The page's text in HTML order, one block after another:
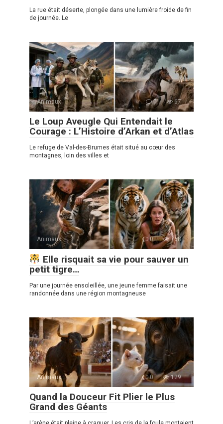
La rue était déserte, plongée dans une lumière froide de fin
de journée. Le
Animaux 0 67
Le Loup Aveugle Qui Entendait le
Courage : L’Histoire d’Arkan et d’Atlas
Le refuge de Val-des-Brumes était situé au cœur des
montagnes, loin des villes et
Animaux 0 768
Elle risquait sa vie pour sauver un
petit tigre…
Par une journée ensoleillée, une jeune femme faisait une
randonnée dans une région montagneuse
Animaux 0 129
Quand la Douceur Fit Plier le Plus
Grand des Géants